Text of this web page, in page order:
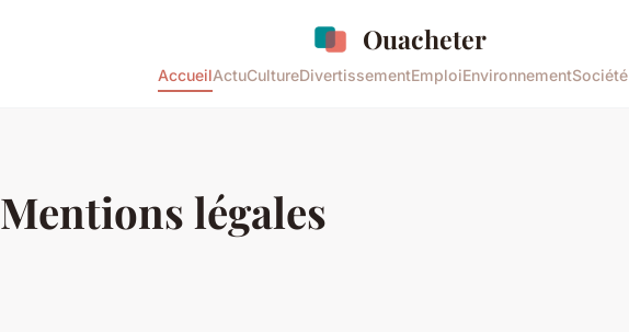
Ouacheter
AccueilActuCultureDivertissementEmploiEnvironnementSociété
Mentions légales